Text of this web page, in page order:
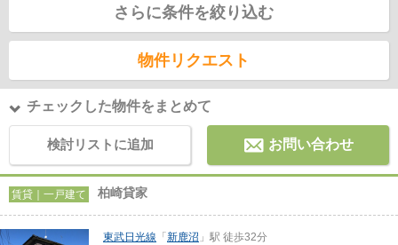
さらに条件を絞り込む
物件リクエスト
チェックした物件をまとめて
検討リストに追加 お問い合わせ
賃貸｜一戸建て 柏崎貸家
東武日光線 「 新鹿沼 」駅 徒歩32分